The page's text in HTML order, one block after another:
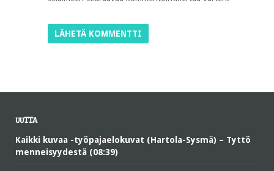
UUTTA
Kaikki kuvaa -työpajaelokuvat (Hartola-Sysmä) – Tyttö
menneisyydestä (08:39)